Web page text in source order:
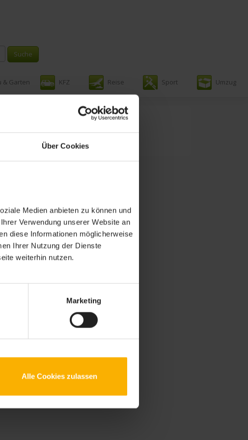
Über Cookies
Medien anbieten zu können und
Verwendung unserer Website an
diese Informationen möglicherweise
Ihrer Nutzung der Dienste
weiterhin nutzen.
Marketing
Alle Cookies zulassen
& Garten KFZ Reise Sport Umzug
erstellen